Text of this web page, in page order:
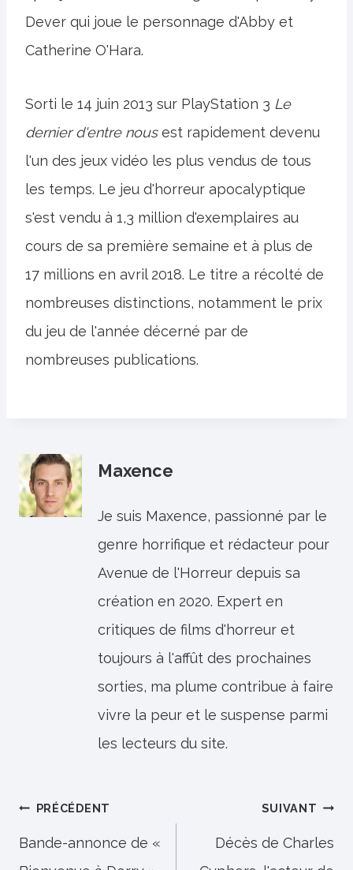
Dever qui joue le personnage d'Abby et
Catherine O'Hara.
Sorti le 14 juin 2013 sur PlayStation 3 Le
dernier d'entre nousest rapidement devenu
l'un des jeux vidéo les plus vendus de tous
les temps. Le jeu d'horreur apocalyptique
s'est vendu à 1,3 million d'exemplaires au
cours de sa première semaine et à plus de
17 millions en avril 2018. Le titre a récolté de
nombreuses distinctions, notamment le prix
du jeu de l'année décerné par de
nombreuses publications.
Maxence
Je suis Maxence, passionné par le
genre horrifique et rédacteur pour
Avenue de l'Horreur depuis sa
création en 2020. Expert en
critiques de films d'horreur et
toujours à l'affût des prochaines
sorties, ma plume contribue à faire
vivre la peur et le suspense parmi
les lecteurs du site.
Navigation
de
PRÉCÉDENT
Bande-annonce de «
SUIVANT
Décès de Charles